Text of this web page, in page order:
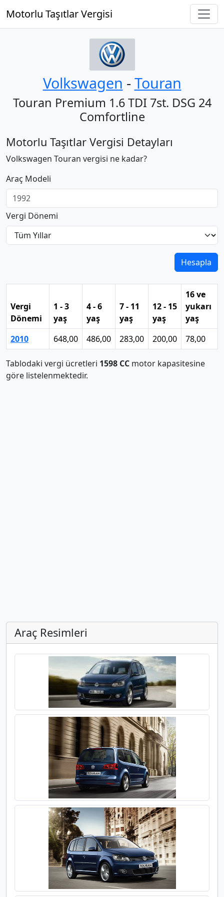
Motorlu Taşıtlar Vergisi
Volkswagen ‐ Touran
Touran Premium 1.6 TDI 7st. DSG 24
Comfortline
Motorlu Taşıtlar Vergisi Detayları
Volkswagen Touran vergisi ne kadar?
Araç Modeli
Vergi Dönemi
Hesapla
Vergi
Dönemi
1 - 3
yaş
4 - 6
yaş
7 - 11
yaş
12 - 15
yaş
16 ve
yukarı
yaş
2010
648,00 486,00 283,00 200,00 78,00
Tablodaki vergi ücretleri 1598 CC motor kapasitesine
göre listelenmektedir.
Araç Resimleri